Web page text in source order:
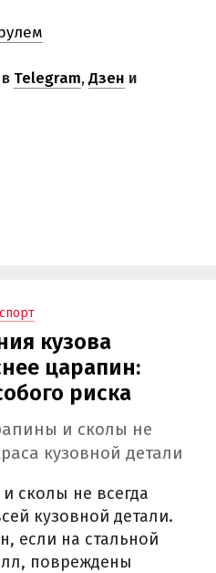
Telegram,Дзен и
кузова
царапин:
риска
и сколы не
кузовной детали
сколы не всегда
кузовной детали.
если на стальной
повреждены